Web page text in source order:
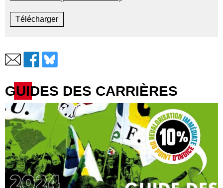
Télécharger
GUIDES DES CARRIÈRES